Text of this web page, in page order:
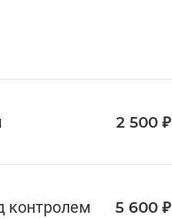
2 500 ₽
контролем
5 600 ₽